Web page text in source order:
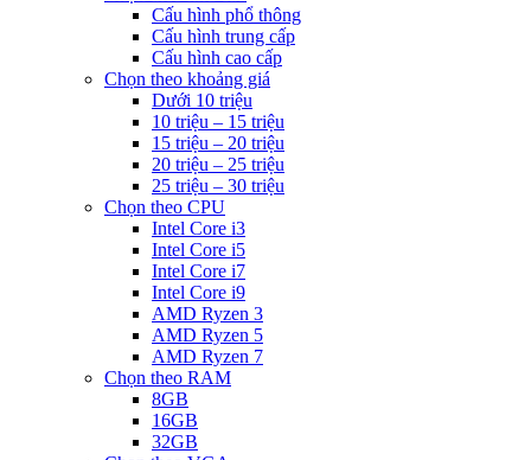
Cấu hình phổ thông
Cấu hình trung cấp
Cấu hình cao cấp
Chọn theo khoảng giá
Dưới 10 triệu
10 triệu – 15 triệu
15 triệu – 20 triệu
20 triệu – 25 triệu
25 triệu – 30 triệu
Chọn theo CPU
Intel Core i3
Intel Core i5
Intel Core i7
Intel Core i9
AMD Ryzen 3
AMD Ryzen 5
AMD Ryzen 7
Chọn theo RAM
8GB
16GB
32GB